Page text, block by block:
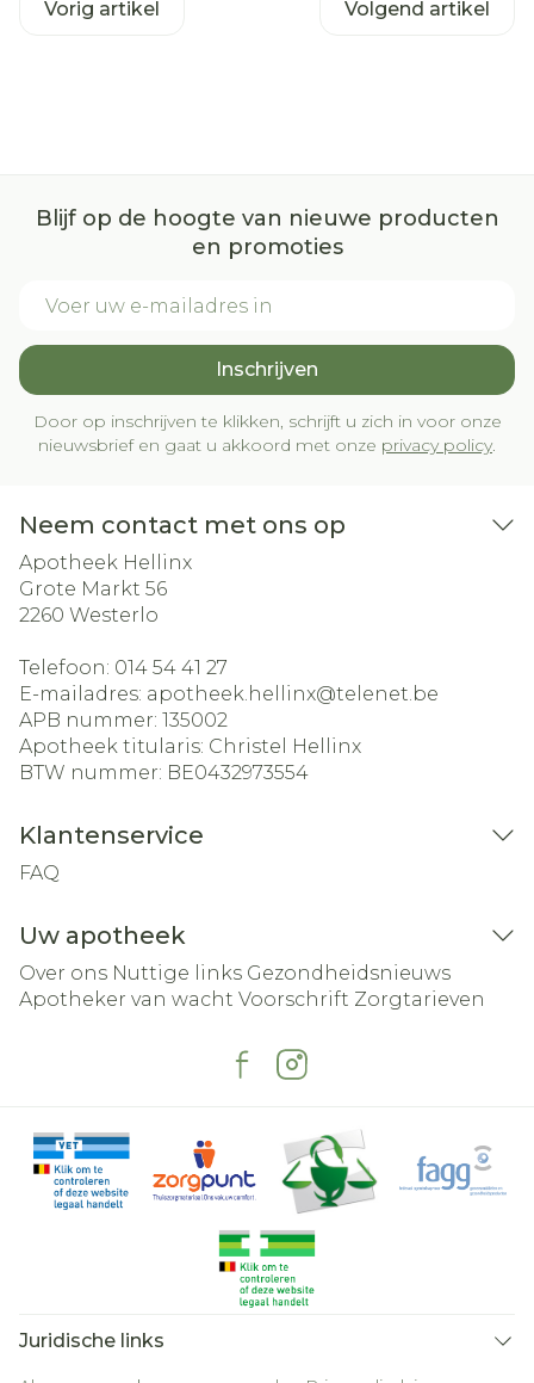
Vorig artikel Volgend artikel
Blijf op de hoogte van nieuwe producten
en promoties
Inschrijven
Door op inschrijven te klikken, schrijft u zich in voor onze
nieuwsbrief en gaat u akkoord met onze privacy policy.
Neem contact met ons op
Apotheek Hellinx
Grote Markt 56
2260 Westerlo
Telefoon: 014 54 41 27
E-mailadres: apotheek.hellinx@telenet.be
APB nummer: 135002
Apotheek titularis: Christel Hellinx
BTW nummer: BE0432973554
Klantenservice
FAQ
Uw apotheek
Over ons Nuttige links Gezondheidsnieuws
Apotheker van wacht Voorschrift Zorgtarieven
Juridische links